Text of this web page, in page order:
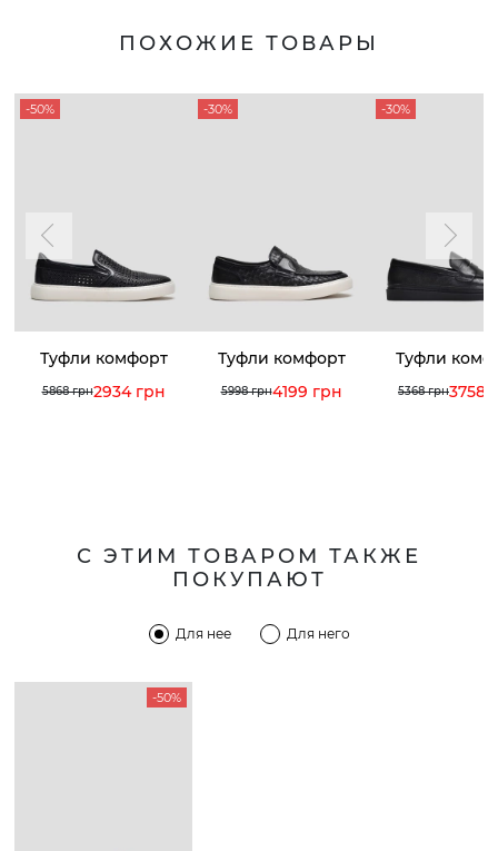
ПОХОЖИЕ ТОВАРЫ
-50%
Туфли комфорт
5868 грн2934 грн
-30%
Туфли комфорт
5998 грн4199 грн
-30%
Туфли
5368 грн3758
С ЭТИМ ТОВАРОМ ТАКЖЕ
ПОКУПАЮТ
Для нее Для него
-50%